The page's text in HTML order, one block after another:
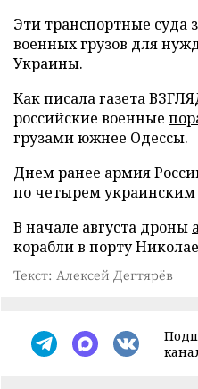
Эти транспортные суда
военных грузов для
Украины.
Как писала газета
российские военные
грузами южнее Одессы.
Днем ранее армия
по четырем украинским
В начале августа дроны
корабли в порту
Текст: Алексей Дегтярёв